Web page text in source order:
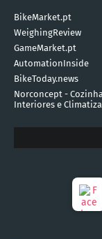
BikeMarket.pt
WeighingReview
GameMarket.pt
AutomationInside
BikeToday.news
Norconcept -
Interiores e